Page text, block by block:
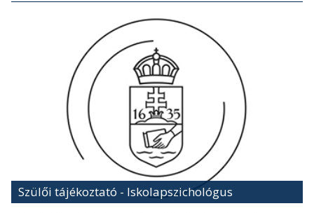
Szülői tájékoztató - Iskolapszichológus